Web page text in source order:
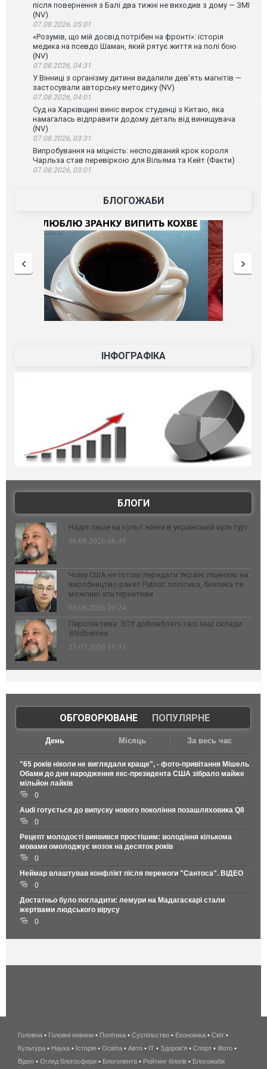
після повернення з Балі два тижні не виходив з дому — ЗМІ
(NV)
07.08.2026, 05:01
«Розумів, що мій досвід потрібен на фронті»: історія
медика на псевдо Шаман, який рятує життя на полі бою
(NV)
07.08.2026, 04:31
У Вінниці з організму дитини видалили дев’ять магнітів —
застосували авторську методику (NV)
07.08.2026, 04:01
Суд на Харківщині виніс вирок студенці з Китаю, яка
намагалась відправити додому деталь від винищувача
(NV)
07.08.2026, 03:31
Випробування на міцність: несподіваний крок короля
Чарльза став перевіркою для Вільяма та Кейт (Факти)
07.08.2026, 03:01
БЛОГОЖАБИ
ІНФОГРАФІКА
БЛОГИ
Надія лише на культ жінки в українській культурі
06.08.2026 08:49
Чому США не готові передати Україні ліцензію на
виробництво ракет Patriot: політика, безпека та
можливі альтернативи
03.08.2026 20:24
Перспектива: ЗСУ добомблять і всі інші склади
Wildberries
23.07.2026 11:31
ОБГОВОРЮВАНЕ| ПОПУЛЯРНЕ
День Місяць За весь час
"65 років ніколи не виглядали краще", - фото-привітання Мішель
Обами до дня народження екс-президента США зібрало майже
мільйон лайків
0
Audi готується до випуску нового покоління позашляховика Q8
0
Рецепт молодості виявився простішим: володіння кількома
мовами омолоджує мозок на десяток років
0
Неймар влаштував конфлікт після перемоги "Сантоса". ВІДЕО
0
Достатньо було погладити: лемури на Мадагаскарі стали
жертвами людського вірусу
0
беспроводной
интернет
киев
Головна • Головні новини • Політика • Суспільство • Економіка • Світ •
Культура • Наука • Історія • Освіта • Авто • IT • Здоров'я • Спорт • Фото •
Відео • Огляд блогосфери • Блоголента • Рейтинг блогів • Блогожаби